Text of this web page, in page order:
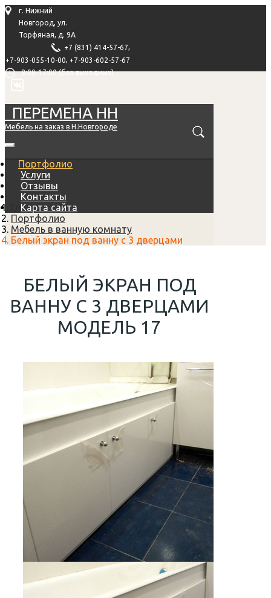
г. Нижний
Новгород, ул.
Торфяная, д. 9А
+7 (831) 414-57-67,
+7-903-055-10-00, +7-903-602-57-67
8:00-17:00 (без выходных)
ПЕРЕМЕНА НН
Мебель на заказ в Н.Новгороде
Портфолио
Услуги
Отзывы
Контакты
Карта сайта
Главная
Портфолио
Мебель в ванную комнату
Белый экран под ванну с 3 дверцами
БЕЛЫЙ ЭКРАН ПОД
ВАННУ С 3 ДВЕРЦАМИ
МОДЕЛЬ 17